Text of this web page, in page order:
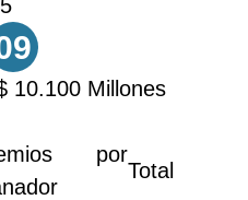
10.100 Millones
por
Total